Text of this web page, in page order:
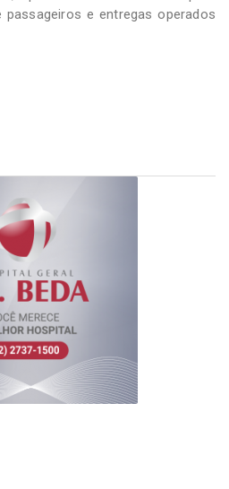
e entregas operados